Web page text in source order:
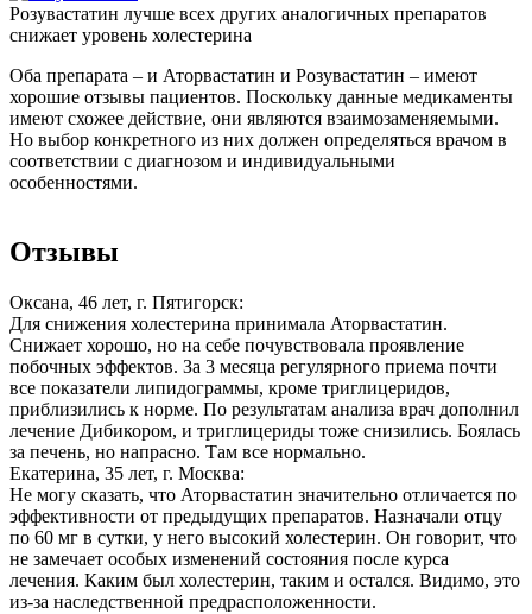
Розувастатин лучше всех других аналогичных препаратов
снижает уровень холестерина
Оба препарата – и Аторвастатин и Розувастатин – имеют
хорошие отзывы пациентов. Поскольку данные медикаменты
имеют схожее действие, они являются взаимозаменяемыми.
Но выбор конкретного из них должен определяться врачом в
соответствии с диагнозом и индивидуальными
особенностями.
Отзывы
Оксана, 46 лет, г. Пятигорск:
Для снижения холестерина принимала Аторвастатин.
Снижает хорошо, но на себе почувствовала проявление
побочных эффектов. За 3 месяца регулярного приема почти
все показатели липидограммы, кроме триглицеридов,
приблизились к норме. По результатам анализа врач дополнил
лечение Дибикором, и триглицериды тоже снизились. Боялась
за печень, но напрасно. Там все нормально.
Екатерина, 35 лет, г. Москва:
Не могу сказать, что Аторвастатин значительно отличается по
эффективности от предыдущих препаратов. Назначали отцу
по 60 мг в сутки, у него высокий холестерин. Он говорит, что
не замечает особых изменений состояния после курса
лечения. Каким был холестерин, таким и остался. Видимо, это
из-за наследственной предрасположенности.